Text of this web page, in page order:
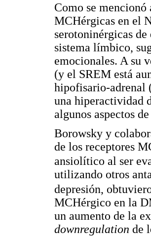
Como se
MCHérgicas en el
serotoninérgicas
sistema límbico,
emocionales. A su
(y el SREM está
hipofisario-adrenal
una hiperactividad
algunos aspectos
Borowsky y
de los receptores
ansiolítico al ser
utilizando otros
depresión,
MCHérgico en la
un aumento de la
downregulation de